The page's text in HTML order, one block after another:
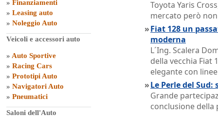
» Finanziamenti
» Leasing auto
» Noleggio Auto
Veicoli e accessori auto
» Auto Sportive
» Racing Cars
» Prototipi Auto
» Navigatori Auto
» Pneumatici
Saloni dell'Auto
Toyota Yaris
mercato però
»Fiat 128 un
moderna
L´Ing. Scalera
della vecchia Fiat
elegante con
»Le Perle del
Grande
conclusione della